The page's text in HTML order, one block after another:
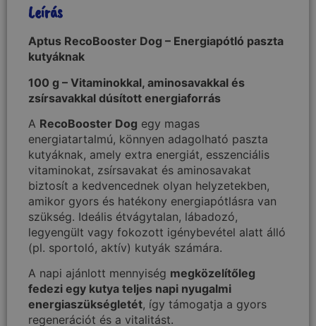
Leírás
Aptus RecoBooster Dog – Energiapótló paszta
kutyáknak
100 g – Vitaminokkal, aminosavakkal és
zsírsavakkal dúsított energiaforrás
A RecoBooster Dog egy magas
energiatartalmú, könnyen adagolható paszta
kutyáknak, amely extra energiát, esszenciális
vitaminokat, zsírsavakat és aminosavakat
biztosít a kedvencednek olyan helyzetekben,
amikor gyors és hatékony energiapótlásra van
szükség. Ideális étvágytalan, lábadozó,
legyengült vagy fokozott igénybevétel alatt álló
(pl. sportoló, aktív) kutyák számára.
A napi ajánlott mennyiség megközelítőleg
fedezi egy kutya teljes napi nyugalmi
energiaszükségletét, így támogatja a gyors
regenerációt és a vitalitást.